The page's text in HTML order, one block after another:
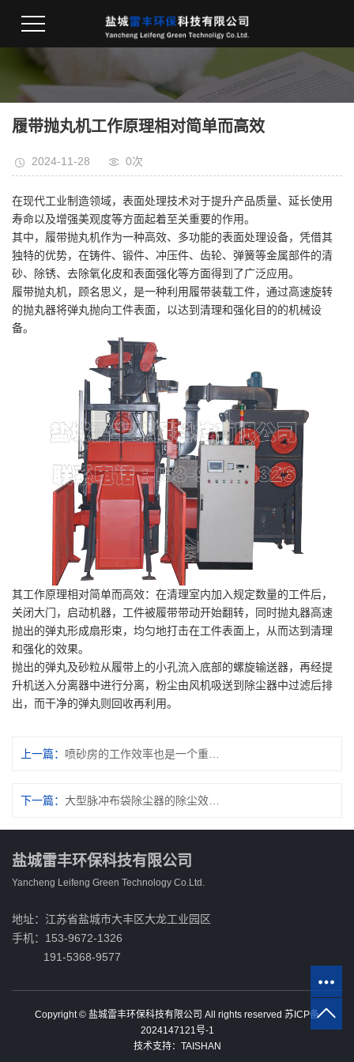
履带抛丸机工作原理相对简单而高效
2024-11-28 0次
在现代工业制造领域，表面处理技术对于提升产品质量、延长使用
寿命以及增强美观度等方面起着至关重要的作用。
其中，履带抛丸机作为一种高效、多功能的表面处理设备，凭借其
独特的优势，在铸件、锻件、冲压件、齿轮、弹簧等金属部件的清
砂、除锈、去除氧化皮和表面强化等方面得到了广泛应用。
履带抛丸机，顾名思义，是一种利用履带装载工件，通过高速旋转
的抛丸器将弹丸抛向工件表面，以达到清理和强化目的的机械设
备。
其工作原理相对简单而高效：在清理室内加入规定数量的工件后，
关闭大门，启动机器，工件被履带带动开始翻转，同时抛丸器高速
抛出的弹丸形成扇形束，均匀地打击在工件表面上，从而达到清理
和强化的效果。
抛出的弹丸及砂粒从履带上的小孔流入底部的螺旋输送器，再经提
升机送入分离器中进行分离，粉尘由风机吸送到除尘器中过滤后排
出，而干净的弹丸则回收再利用。
上一篇：
下一篇：
盐城雷丰环保科技有限公司
Yancheng Leifeng Green Technology Co.Ltd.
地址：江苏省盐城市大丰区大龙工业园区
手机：153-9672-1326
191-5368-9577
Copyright © 盐城雷丰环保科技有限公司 All rights reserved 苏ICP备
2024147121号-1
技术支持： TAISHAN